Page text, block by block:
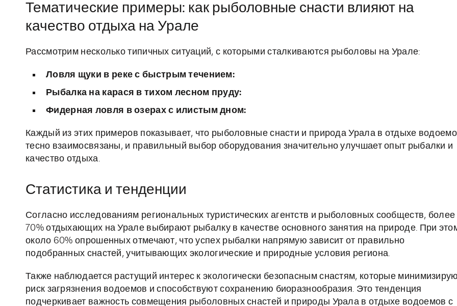
Тематические примеры: как рыболовные снасти влияют на
качество отдыха на Урале
Рассмотрим несколько типичных ситуаций, с которыми сталкиваются рыболовы на Урале:
Ловля щуки в реке с быстрым течением:
Рыбалка на карася в тихом лесном пруду:
Фидерная ловля в озерах с илистым дном:
Каждый из этих примеров показывает, что рыболовные снасти и природа Урала в отдыхе
тесно взаимосвязаны, и правильный выбор оборудования значительно улучшает опыт рыбалки и
качество отдыха.
Статистика и тенденции
Согласно исследованиям региональных туристических агентств и рыболовных сообществ, более
70% отдыхающих на Урале выбирают рыбалку в качестве основного занятия на природе. При
около 60% опрошенных отмечают, что успех рыбалки напрямую зависит от правильно
подобранных снастей, учитывающих экологические и природные условия региона.
Также наблюдается растущий интерес к экологически безопасным снастям, которые
риск загрязнения водоемов и способствуют сохранению биоразнообразия. Это тенденция
подчеркивает важность совмещения рыболовных снастей и природы Урала в отдыхе водоемов с